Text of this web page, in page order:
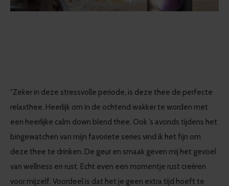
"Zeker in deze stressvolle periode, is deze thee de perfecte
relaxthee. Heerlijk om in de ochtend wakker te worden met
een heerlijke calm down blend thee. Ook ’s avonds tijdens het
bingewatchen van mijn favoriete series vind ik het fijn om
deze thee te drinken. De geur en smaak geven mij het gevoel
van wellness en rust. Echt even een momentje rust creëren
voor mijzelf. Voordeel is dat het je geen extra tijd hoeft te